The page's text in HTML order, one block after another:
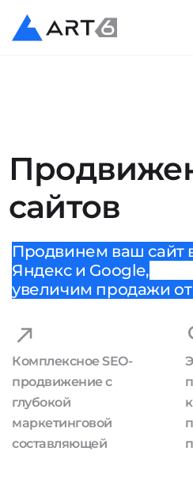
сайтов
Продвинем ваш сайт
Яндекс и Google,
увеличим продажи от
Комплексное SEO-
продвижение с
глубокой
маркетинговой
составляющей